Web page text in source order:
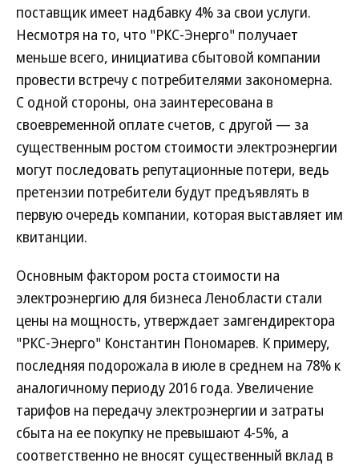
поставщик имеет надбавку 4% за свои услуги.
Несмотря на то, что "РКС-Энерго" получает
меньше всего, инициатива сбытовой компании
провести встречу с потребителями закономерна.
С одной стороны, она заинтересована в
своевременной оплате счетов, с другой — за
существенным ростом стоимости электроэнергии
могут последовать репутационные потери, ведь
претензии потребители будут предъявлять в
первую очередь компании, которая выставляет им
квитанции.
Основным фактором роста стоимости на
электроэнергию для бизнеса Ленобласти стали
цены на мощность, утверждает замгендиректора
"РКС-Энерго" Константин Пономарев. К примеру,
последняя подорожала в июле в среднем на 78% к
аналогичному периоду 2016 года. Увеличение
тарифов на передачу электроэнергии и затраты
сбыта на ее покупку не превышают 4-5%, а
соответственно не вносят существенный вклад в